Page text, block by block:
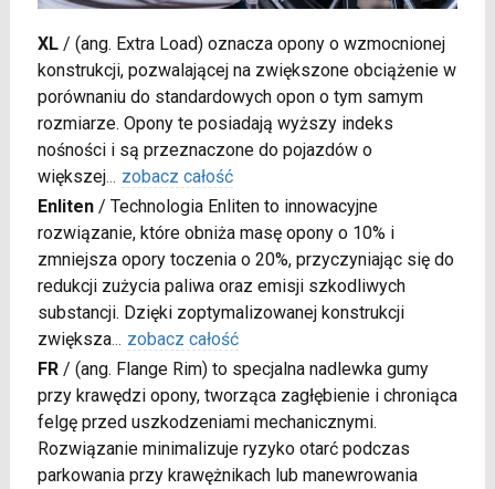
XL/ (ang. Extra Load) oznacza opony o wzmocnionej
konstrukcji, pozwalającej na zwiększone obciążenie w
porównaniu do standardowych opon o tym samym
rozmiarze. Opony te posiadają wyższy indeks
nośności i są przeznaczone do pojazdów o
większej... zobacz całość
Enliten/ Technologia Enliten to innowacyjne
rozwiązanie, które obniża masę opony o 10% i
zmniejsza opory toczenia o 20%, przyczyniając się do
redukcji zużycia paliwa oraz emisji szkodliwych
substancji. Dzięki zoptymalizowanej konstrukcji
zwiększa... zobacz całość
FR/ (ang. Flange Rim) to specjalna nadlewka gumy
przy krawędzi opony, tworząca zagłębienie i chroniąca
felgę przed uszkodzeniami mechanicznymi.
Rozwiązanie minimalizuje ryzyko otarć podczas
parkowania przy krawężnikach lub manewrowania